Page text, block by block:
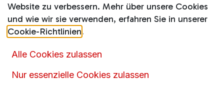
59,90€ inkl. MwSt.89,99€
Website zu verbessern. Mehr über unsere Cookies
und wie wir sie verwenden, erfahren Sie in unserer
Cookie-Richtlinien.
Alle Cookies zulassen
Nur essenzielle Cookies zulassen